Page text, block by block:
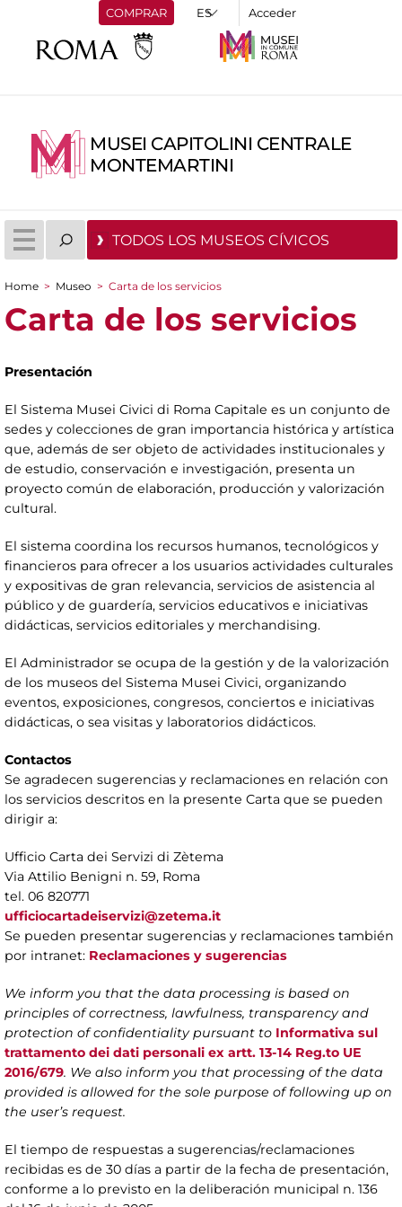
COMPRAR Acceder
MUSEI CAPITOLINI CENTRALE
MONTEMARTINI
TODOS LOS MUSEOS CÍVICOS
You are here
Home > Museo > Carta de los servicios
Carta de los servicios
Presentación
El Sistema Musei Civici di Roma Capitale es un conjunto de
sedes y colecciones de gran importancia histórica y artística
que, además de ser objeto de actividades institucionales y
de estudio, conservación e investigación, presenta un
proyecto común de elaboración, producción y valorización
cultural.
El sistema coordina los recursos humanos, tecnológicos y
financieros para ofrecer a los usuarios actividades culturales
y expositivas de gran relevancia, servicios de asistencia al
público y de guardería, servicios educativos e iniciativas
didácticas, servicios editoriales y merchandising.
El Administrador se ocupa de la gestión y de la valorización
de los museos del Sistema Musei Civici, organizando
eventos, exposiciones, congresos, conciertos e iniciativas
didácticas, o sea visitas y laboratorios didácticos.
Contactos
Se agradecen sugerencias y reclamaciones en relación con
los servicios descritos en la presente Carta que se pueden
dirigir a:
Ufficio Carta dei Servizi di Zètema
Via Attilio Benigni n. 59, Roma
tel. 06 820771
ufficiocartadeiservizi@zetema.it
Se pueden presentar sugerencias y reclamaciones también
por intranet: Reclamaciones y sugerencias
We inform you that the data processing is based on
principles of correctness, lawfulness, transparency and
protection of confidentiality pursuant to Informativa sul
trattamento dei dati personali ex artt. 13-14 Reg.to UE
2016/679. We also inform you that processing of the data
provided is allowed for the sole purpose of following up on
the user’s request.
El tiempo de respuestas a sugerencias/reclamaciones
recibidas es de 30 días a partir de la fecha de presentación,
conforme a lo previsto en la deliberación municipal n. 136